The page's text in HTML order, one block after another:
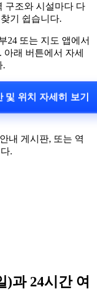
구조와 시설마다 다
기 쉽습니다.
24 또는 지도 앱에서
아래 버튼에서 자세
.
및 위치 자세히 보기
내 게시판, 또는 역
.
)과 24시간 여